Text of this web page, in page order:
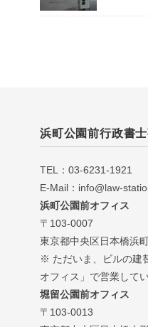
浜町公園前行政書
TEL：03-6231-1921
E-Mail：info@law-
浜町公園前オフィス
〒103-0007
東京都中央区日本橋浜
※ ただいま、ビルの建
オフィス」で営業してい
堀留公園前オフィス
〒103-0013